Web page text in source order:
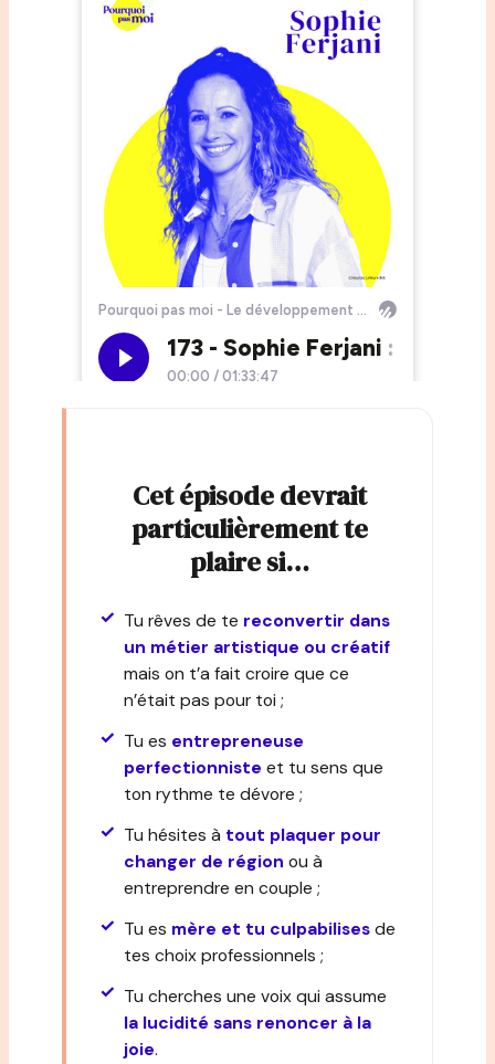
Cet épisode devrait
particulièrement te
plaire si…
Tu rêves de te reconvertir dans
un métier artistique ou créatif
mais on t’a fait croire que ce
n’était pas pour toi ;
Tu es entrepreneuse
perfectionniste et tu sens que
ton rythme te dévore ;
Tu hésites à tout plaquer pour
changer de région ou à
entreprendre en couple ;
Tu es mère et tu culpabilisesde
tes choix professionnels ;
Tu cherches une voix qui assume
la lucidité sans renoncer à la
joie.